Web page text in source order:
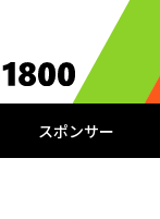
スポンサー